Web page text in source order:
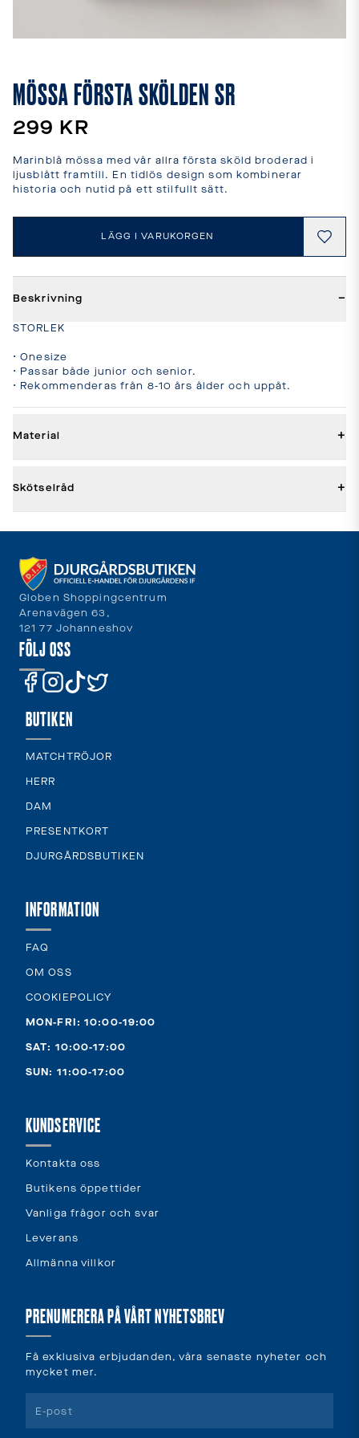
LEVERANS
Laddar...
MÖSSA FÖRSTA SKÖLDEN SR
299 KR
Marinblå mössa med vår allra första sköld broderad i
ljusblått framtill. En tidlös design som kombinerar
historia och nutid på ett stilfullt sätt.
LÄGG I VARUKORGEN
Beskrivning −
STORLEK
• Onesize
• Passar både junior och senior.
• Rekommenderas från 8-10 års ålder och uppåt.
Material +
Skötselråd +
Globen Shoppingcentrum
Arenavägen 63,
121 77 Johanneshov
FÖLJ OSS
BUTIKEN
MATCHTRÖJOR
HERR
DAM
PRESENTKORT
DJURGÅRDSBUTIKEN
INFORMATION
FAQ
OM OSS
COOKIEPOLICY
MON-FRI: 10:00-19:00
SAT: 10:00-17:00
SUN: 11:00-17:00
KUNDSERVICE
Kontakta oss
Butikens öppettider
Vanliga frågor och svar
Leverans
Allmänna villkor
PRENUMERERA PÅ VÅRT NYHETSBREV
Få exklusiva erbjudanden, våra senaste nyheter och
mycket mer.